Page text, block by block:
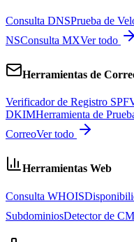
Consulta DNSPrueba de
NSConsulta MXVer todo
Herramientas de
Verificador de Registro SPF
DKIMHerramienta de
CorreoVer todo
Herramientas Web
Consulta WHOIS
SubdominiosDetector de